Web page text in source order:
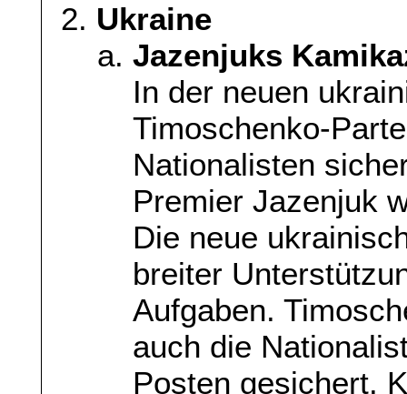
Ukraine
Jazenjuks
In der neuen
Timoschenko-
Nationalisten
Premier Jazenjuk
Die neue
breiter
Aufgaben.
auch die
Posten gesichert.